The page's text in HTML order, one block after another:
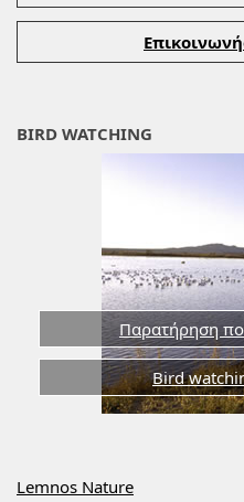
BIRD WATCHING
Παρατήρηση
Bird
Lemnos Nature